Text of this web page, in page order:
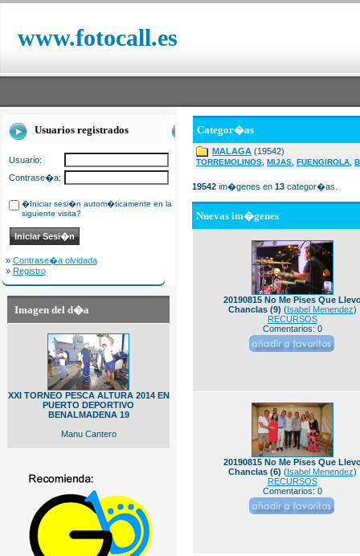
www.fotocall.es
Usuarios registrados
Usuario:
Contrase�a:
�Iniciar sesi�n autom�ticamente en la
siguiente visita?
» Contrase�a olvidada
» Registro
Imagen del d�a
XXI TORNEO PESCA ALTURA 2014 EN
PUERTO DEPORTIVO
BENALMADENA 19
Manu Cantero
Categor�as
MALAGA (19542)
TORREMOLINOS MIJAS FUENGIROLA
19542 im�genes en 13 categor�as.
Nuevas im�genes
20190815 No Me Pises Que
Chanclas (9) (Isabel Menendez)
RECURSOS
Comentarios: 0
20190815 No Me Pises Que
Chanclas (6) (Isabel Menendez)
RECURSOS
Comentarios: 0